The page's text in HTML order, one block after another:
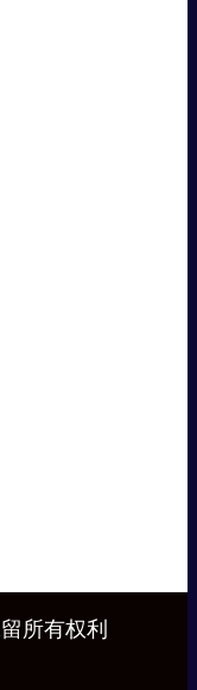
所有权利